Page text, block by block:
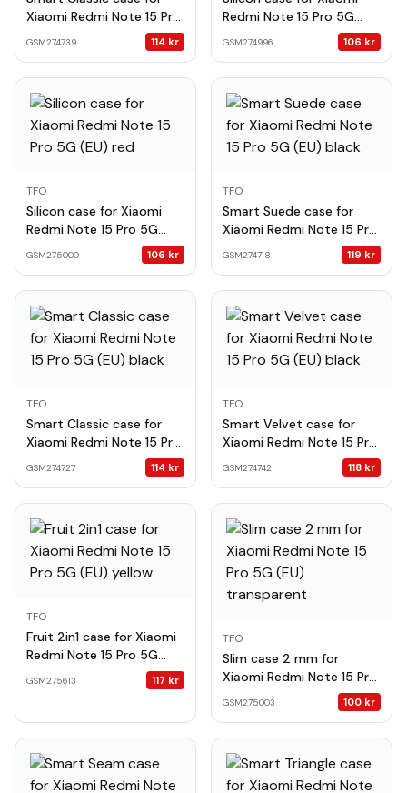
Xiaomi Redmi Note 15 Pro
GSM274739 114 kr
Redmi Note 15 Pro 5G
GSM274996 106 kr
TFO
Silicon case for Xiaomi
Redmi Note 15 Pro 5G
GSM275000 106 kr
TFO
Smart Suede case for
Xiaomi Redmi Note 15 Pro
GSM274718 119 kr
TFO
Smart Classic case for
Xiaomi Redmi Note 15 Pro
GSM274727 114 kr
TFO
Smart Velvet case for
Xiaomi Redmi Note 15 Pro
GSM274742 118 kr
TFO
Fruit 2in1 case for Xiaomi
Redmi Note 15 Pro 5G
GSM275613 117 kr
TFO
Slim case 2 mm for
Xiaomi Redmi Note 15 Pro
5G (EU) transparent
GSM275003 100 kr